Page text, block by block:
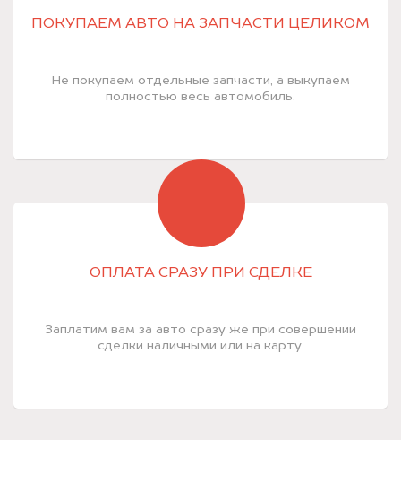
ПОКУПАЕМ АВТО НА ЗАПЧАСТИ ЦЕЛИКОМ
Не покупаем отдельные запчасти, а выкупаем
полностью весь автомобиль.
ОПЛАТА СРАЗУ ПРИ СДЕЛКЕ
Заплатим вам за авто сразу же при совершении
сделки наличными или на карту.